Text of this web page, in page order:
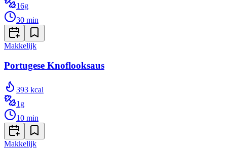
16g
30 min
Makkelijk
Portugese Knoflooksaus
393 kcal
1 g
10 min
Makkelijk